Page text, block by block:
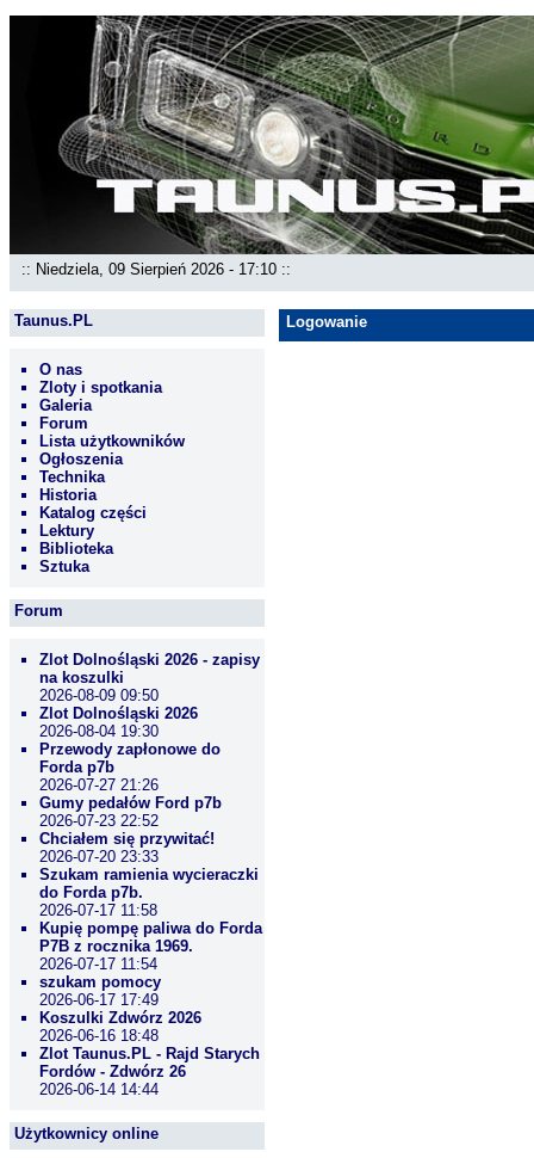
:: Niedziela, 09 Sierpień 2026 - 17:10 ::
Taunus.PL
O nas
Zloty i spotkania
Galeria
Forum
Lista użytkowników
Ogłoszenia
Technika
Historia
Katalog części
Lektury
Biblioteka
Sztuka
Forum
Zlot Dolnośląski 2026 - zapisy
na koszulki
2026-08-09 09:50
Zlot Dolnośląski 2026
2026-08-04 19:30
Przewody zapłonowe do
Forda p7b
2026-07-27 21:26
Gumy pedałów Ford p7b
2026-07-23 22:52
Chciałem się przywitać!
2026-07-20 23:33
Szukam ramienia wycieraczki
do Forda p7b.
2026-07-17 11:58
Kupię pompę paliwa do Forda
P7B z rocznika 1969.
2026-07-17 11:54
szukam pomocy
2026-06-17 17:49
Koszulki Zdwórz 2026
2026-06-16 18:48
Zlot Taunus.PL - Rajd Starych
Fordów - Zdwórz 26
2026-06-14 14:44
Użytkownicy online
Logowanie